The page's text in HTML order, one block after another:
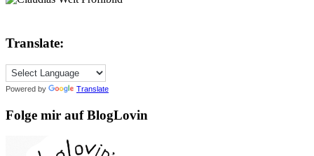
Translate:
Powered by Translate
Folge mir auf BlogLovin